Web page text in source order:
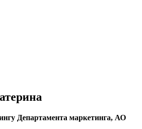
Департамента маркетинга, АО